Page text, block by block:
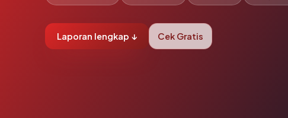
Laporan lengkap ↓ Cek Gratis